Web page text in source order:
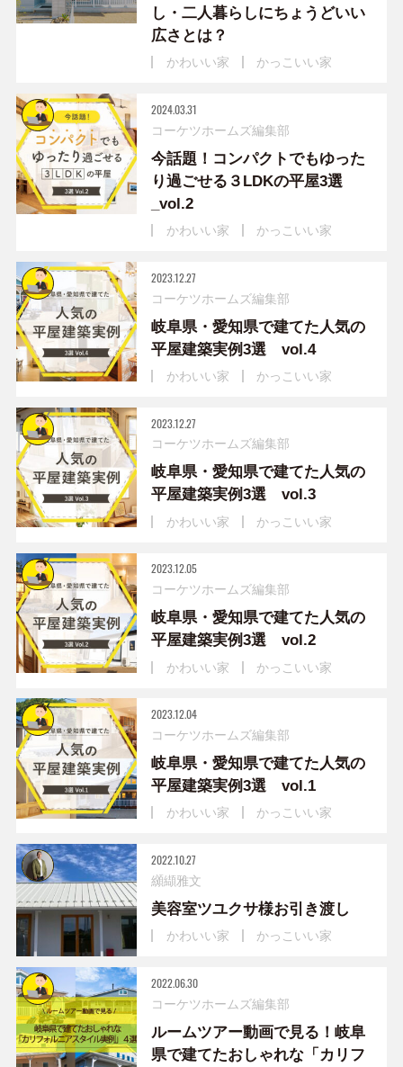
し・二人暮らしにちょうどいい
広さとは？
かわいい家 かっこいい家
2024.03.31
コーケツホームズ編集部
今話題！コンパクトでもゆった
り過ごせる３LDKの平屋3選
_vol.2
かわいい家 かっこいい家
2023.12.27
コーケツホームズ編集部
岐阜県・愛知県で建てた人気の
平屋建築実例3選 vol.4
かわいい家 かっこいい家
2023.12.27
コーケツホームズ編集部
岐阜県・愛知県で建てた人気の
平屋建築実例3選 vol.3
かわいい家 かっこいい家
2023.12.05
コーケツホームズ編集部
岐阜県・愛知県で建てた人気の
平屋建築実例3選 vol.2
かわいい家 かっこいい家
2023.12.04
コーケツホームズ編集部
岐阜県・愛知県で建てた人気の
平屋建築実例3選 vol.1
かわいい家 かっこいい家
2022.10.27
纐纈雅文
美容室ツユクサ様お引き渡し
かわいい家 かっこいい家
2022.06.30
コーケツホームズ編集部
ルームツアー動画で見る！岐阜
県で建てたおしゃれな「カリフ